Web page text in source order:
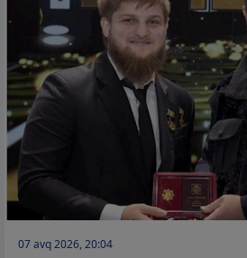
07 avq 2026, 20:04